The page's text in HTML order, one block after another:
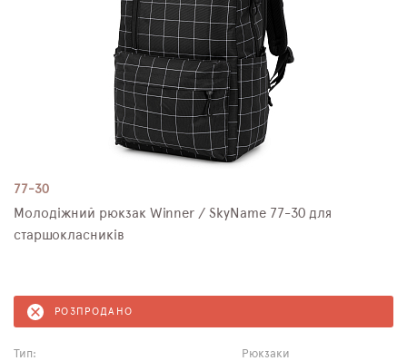
77-30
Молодіжний рюкзак Winner / SkyName 77-30 для
старшокласників
РОЗПРОДАНО
Тип: Рюкзаки